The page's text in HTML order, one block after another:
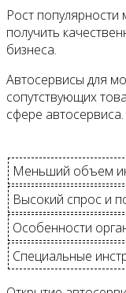
Рост
получить
бизнеса.
Автосервисы для
сопутствующих
сфере автосервиса.
Меньший объем
Высокий спрос и
Особенности
Специальные